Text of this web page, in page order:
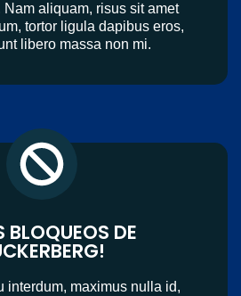
Nam aliquam, risus sit amet
tortor ligula dapibus eros,
libero massa non mi.
BLOQUEOS DE
interdum, maximus nulla id,